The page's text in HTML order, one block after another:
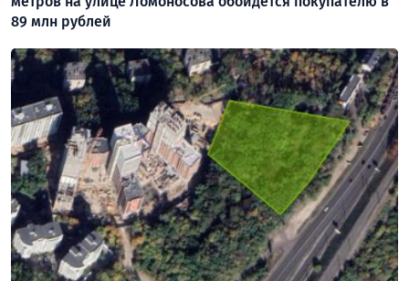
89 млн рублей